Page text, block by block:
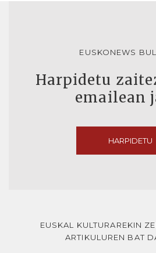
EUSKONEWS
Harpidetu
emailean
HARPIDETU
EUSKAL KULTURAREKIN
ARTIKULUREN BAT